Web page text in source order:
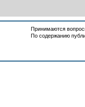
Принимаются
По содержанию